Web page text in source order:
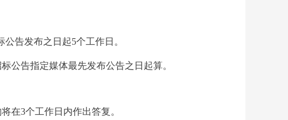
告发布之日起5个工作日。
公告指定媒体最先发布公告之日起算。
在3个工作日内作出答复。